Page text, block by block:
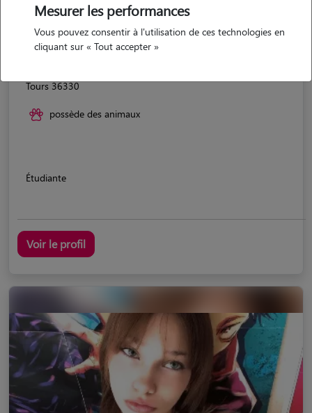
Tours 36330
possède des animaux
Étudiante
Voir le profil
Mesurer les performances
Vous pouvez consentir à l'utilisation de ces technologies en
cliquant sur « Tout accepter »